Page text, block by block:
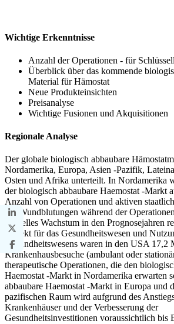
Wichtige Erkenntnisse
Anzahl der Operationen - für
Überblick über das kommende
Material für Hämostat
Neue Produkteinsichten
Preisanalyse
Wichtige Fusionen und Akquisitionen
Regionale Analyse
Der globale biologisch abbaubare
Nordamerika, Europa, Asien -Pazifik,
Osten und Afrika unterteilt. In Nordamerika
der biologisch abbaubare Haemostat -Markt
Anzahl von Operationen und aktiven
um Wundblutungen während der
schnelles Wachstum in den Prognosejahren
Projekt für das Gesundheitswesen und
Gesundheitswesens waren in den USA 17,2
Krankenhausbesuche (ambulant oder
therapeutische Operationen, die den
Haemostat -Markt in Nordamerika erwarten
abbaubare Haemostat -Markt in Europa und
pazifischen Raum wird aufgrund des
Krankenhäuser und der Verbesserung der
Gesundheitsinvestitionen voraussichtlich bis